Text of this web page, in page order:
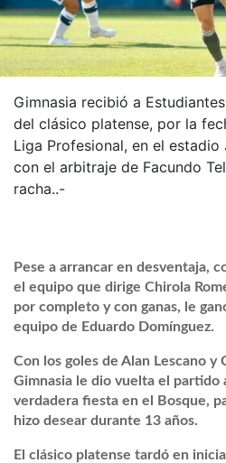
Gimnasia recibió a
del clásico platense, por la
Liga Profesional, en el
con el arbitraje de Facundo
racha..-
Pese a arrancar en desventaja,
el equipo que dirige Chirola
por completo y con ganas, le
equipo de Eduardo Domínguez.
Con los goles de Alan Lescano y
Gimnasia le dio vuelta el partido
verdadera fiesta en el Bosque,
hizo desear durante 13 años.
El clásico platense tardó en